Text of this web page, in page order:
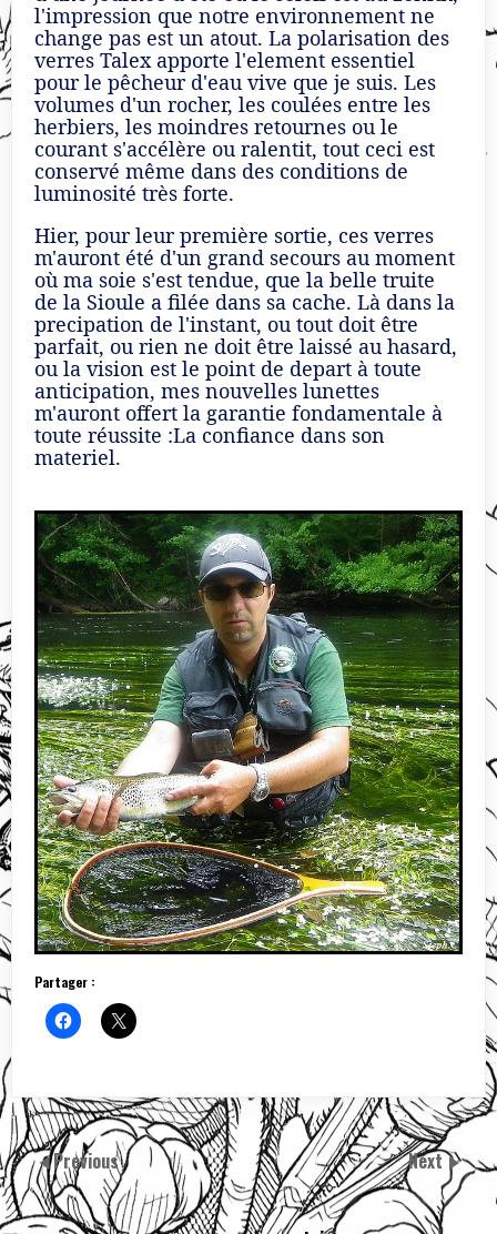
l'impression que notre environnement ne
change pas est un atout. La polarisation des
verres Talex apporte l'element essentiel
pour le pêcheur d'eau vive que je suis. Les
volumes d'un rocher, les coulées entre les
herbiers, les moindres retournes ou le
courant s'accélère ou ralentit, tout ceci est
conservé même dans des conditions de
luminosité très forte.
Hier, pour leur première sortie, ces verres
m'auront été d'un grand secours au moment
où ma soie s'est tendue, que la belle truite
de la Sioule a filée dans sa cache. Là dans la
precipation de l'instant, ou tout doit être
parfait, ou rien ne doit être laissé au hasard,
ou la vision est le point de depart à toute
anticipation, mes nouvelles lunettes
m'auront offert la garantie fondamentale à
toute réussite :La confiance dans son
materiel.
Partager :
Previous Next